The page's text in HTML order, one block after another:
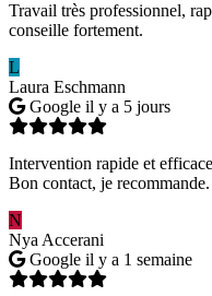
Travail très professionnel,
conseille fortement.
L
Laura Eschmann
Google il y a 5 jours
Intervention rapide et
Bon contact, je recommande.
N
Nya Accerani
Google il y a 1 semaine